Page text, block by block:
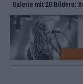
Galerie mit 20 Bildern: